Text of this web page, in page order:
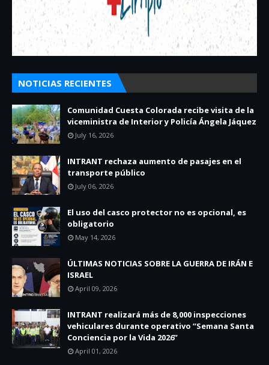
NOTICIAS RECIENTES
Comunidad Cuesta Colorada recibe visita de la
viceministra de Interior y Policía Ángela Jáquez
July 16, 2026
INTRANT rechaza aumento de pasajes en el
transporte público
July 06, 2026
El uso del casco protector no es opcional, es
obligatorio
May 14, 2026
ÚLTIMAS NOTICIAS SOBRE LA GUERRA DE IRÁN E
ISRAEL
April 09, 2026
INTRANT realizará más de 8,000 inspecciones
vehiculares durante operativo “Semana Santa
Conciencia por la Vida 2026”
April 01, 2026